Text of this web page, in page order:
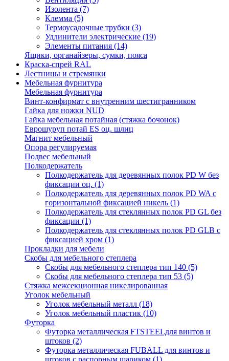
Изолента (7)
Клемма (5)
Термоусадочные трубки (3)
Удлинители электрические (19)
Элементы питания (14)
Ящики, органайзеры, сумки, пояса
Краска-спрей RAL
Лестницы и стремянки
Мебельная фурнитура
Мебельная фурнитура
Винт-конфирмат с внутренним шестигранником
Гайка для ножки NUD
Гайка мебельная потайная (стяжка бочонок)
Еврошуруп потай ES оц. шлиц
Магнит мебельный
Опора регулируемая
Подвес мебельный
Полкодержатель
Полкодержатель для деревянных полок PD W без
фиксации оц. (1)
Полкодержатель для деревянных полок PD WA с
горизонтальной фиксацией никель (1)
Полкодержатель для стеклянных полок PD GL без
фиксации (1)
Полкодержатель для стеклянных полок PD GLВ с
фиксацией хром (1)
Прокладки для мебели
Скобы для мебельного степлера
Скобы для мебельного степлера тип 140 (5)
Скобы для мебельного степлера тип 53 (5)
Стяжка межсекционная никелированная
Уголок мебельный
Уголок мебельный металл (18)
Уголок мебельный пластик (10)
Футорка
Футорка металлическая FTSTEELдля винтов и
штоков (2)
Футорка металлическая FUBALL для винтов и
штоков с распорным шариком (1)